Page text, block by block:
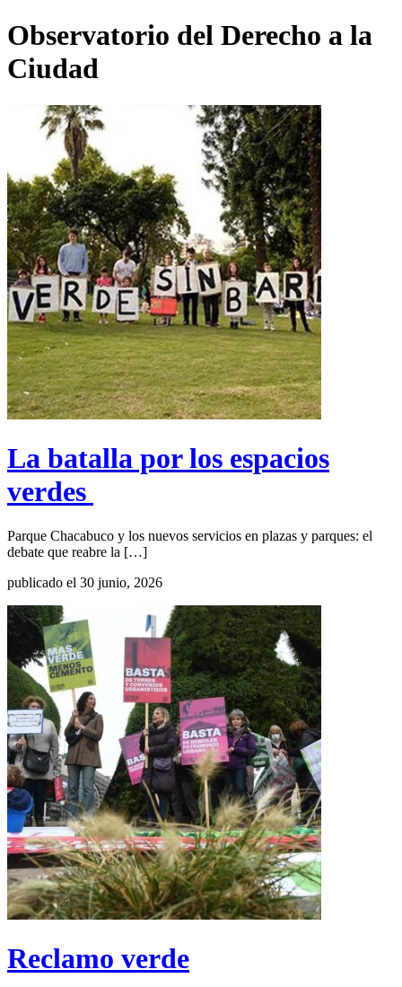
Observatorio del Derecho a la
Ciudad
La batalla por los espacios
verdes
Parque Chacabuco y los nuevos servicios en plazas y parques: el
debate que reabre la […]
publicado el 30 junio, 2026
Reclamo verde